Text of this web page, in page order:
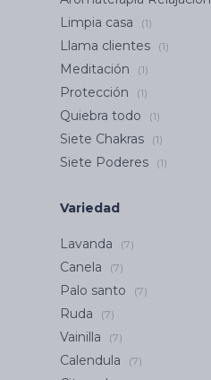
Limpia casa (1)
Llama clientes (1)
Meditación (1)
Protección (1)
Quiebra todo (1)
Siete Chakras (1)
Siete Poderes (1)
Variedad
Lavanda (7)
Canela (7)
Palo santo (7)
Ruda (7)
Vainilla (7)
Calendula (7)